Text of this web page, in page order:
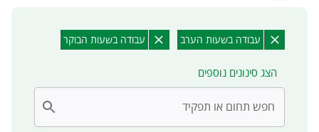
עבודה בשעות הערב עבודה בשעות הבוקר
הצג סינונים נוספים
חפש תחום או תפקיד